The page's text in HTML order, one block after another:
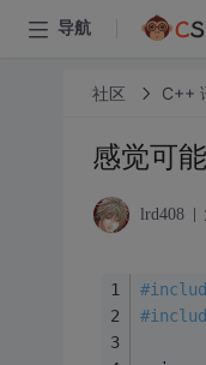
导航
社区 C++
感觉可
lrd408
#
#